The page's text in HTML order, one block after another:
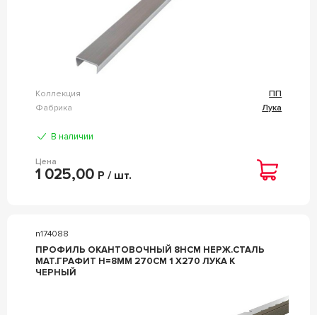
Коллекция
ПП
Фабрика
Лука
В наличии
Цена
1 025,00 Р / шт.
n174088
ПРОФИЛЬ ОКАНТОВОЧНЫЙ 8НСМ НЕРЖ.СТАЛЬ
МАТ.ГРАФИТ H=8ММ 270СМ 1 Х270 ЛУКА К
ЧЕРНЫЙ